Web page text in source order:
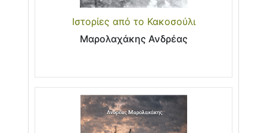
Ιστορίες από το Κακοσούλι
Μαρολαχάκης Ανδρέας